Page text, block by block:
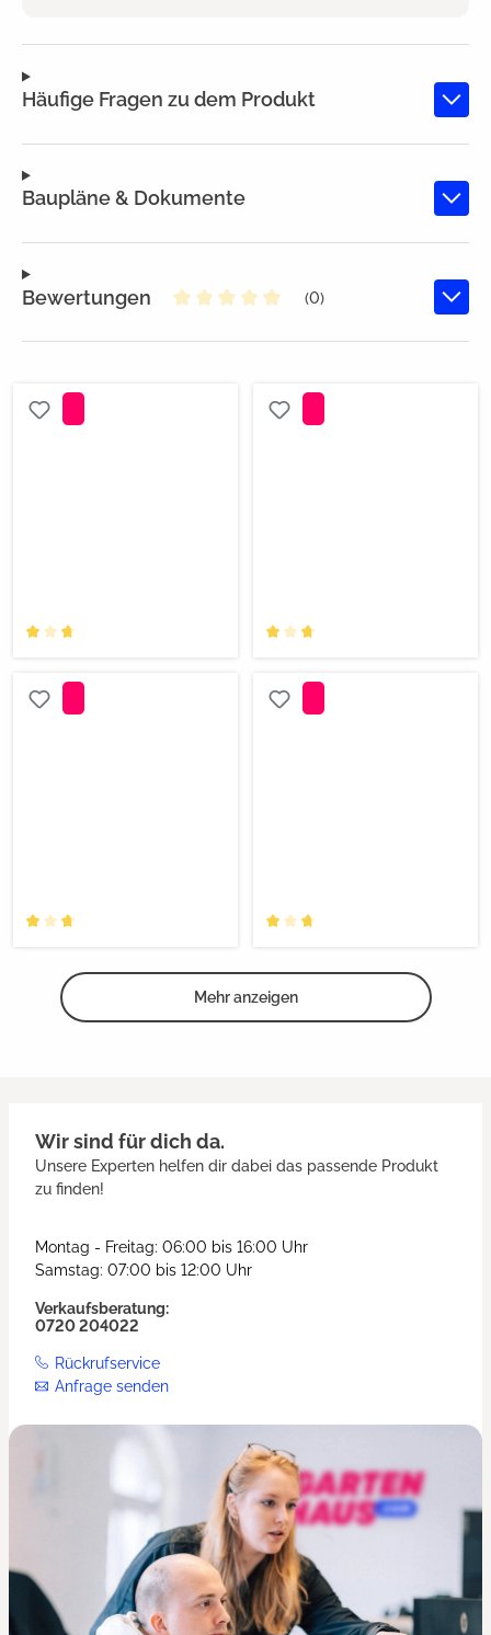
Häufige Fragen zu dem Produkt
Baupläne & Dokumente
Bewertungen
(0)
Mehr anzeigen
Wir sind für dich da.
Unsere Experten helfen dir dabei das passende Produkt
zu finden!
Montag - Freitag: 06:00 bis 16:00 Uhr
Samstag: 07:00 bis 12:00 Uhr
Verkaufsberatung:
0720 204022
Rückrufservice
Anfrage senden